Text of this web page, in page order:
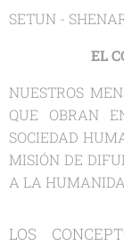
SETUN -
EL
NUESTROS
QUE OBRAN
SOCIEDAD
MISIÓN DE
A LA
LOS